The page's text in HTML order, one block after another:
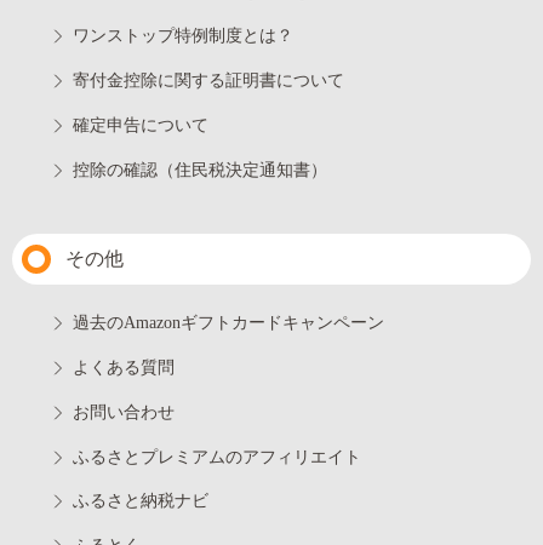
ワンストップ特例制度とは？
寄付金控除に関する証明書について
確定申告について
控除の確認（住民税決定通知書）
その他
過去のAmazonギフトカードキャンペーン
よくある質問
お問い合わせ
ふるさとプレミアムのアフィリエイト
ふるさと納税ナビ